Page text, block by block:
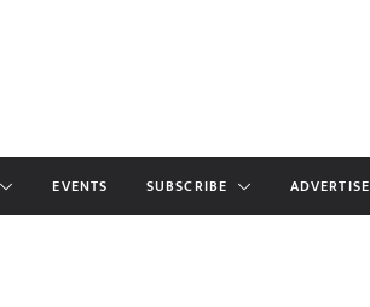
EVENTS SUBSCRIBE ADVERTISE